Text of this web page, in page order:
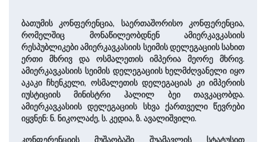
ბათუმის კონფერენცია, საერთაშორისო კონფერენცია,
რომელშიც მონაწილეობდნენ ამიერკავკასიის
რესპუბლიკები ამიერკავკასიის სეიმის დელეგაციის სახით
ერთი მხრივ და ოსმალეთის იმპერია მეორე მხრივ.
ამიერკავკასიის სეიმის დელეგაციის ხელმძღვანელი იყო
აკაკი ჩხენკელი, ოსმალეთის დელეგაციას კი იმპერიის
იუსტიციის მინისტრი ჰალილ ბეი თავკაცობდა.
ამიერკავკასიის დელეგაციის სხვა ქართველი წევრები
იყვნენ: ნ. ნიკოლაძე, ს. კედია, ზ. ავალიშვილი.